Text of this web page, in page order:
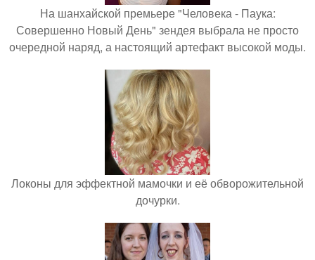
На шанхайской премьере "Человека - Паука:
Совершенно Новый День" зендея выбрала не просто
очередной наряд, а настоящий артефакт высокой моды.
Локоны для эффектной мамочки и её обворожительной
дочурки.